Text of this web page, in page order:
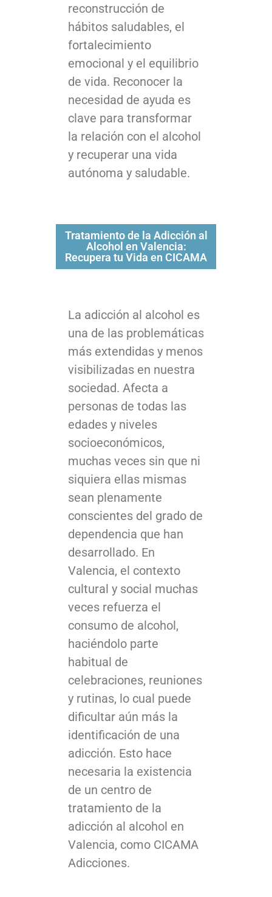
reconstrucción de
hábitos saludables, el
fortalecimiento
emocional y el equilibrio
de vida. Reconocer la
necesidad de ayuda es
clave para transformar
la relación con el alcohol
y recuperar una vida
autónoma y saludable.
Tratamiento de la Adicción al
Alcohol en Valencia:
Recupera tu Vida en CICAMA
La adicción al alcohol es
una de las problemáticas
más extendidas y menos
visibilizadas en nuestra
sociedad. Afecta a
personas de todas las
edades y niveles
socioeconómicos,
muchas veces sin que ni
siquiera ellas mismas
sean plenamente
conscientes del grado de
dependencia que han
desarrollado. En
Valencia, el contexto
cultural y social muchas
veces refuerza el
consumo de alcohol,
haciéndolo parte
habitual de
celebraciones, reuniones
y rutinas, lo cual puede
dificultar aún más la
identificación de una
adicción. Esto hace
necesaria la existencia
de un centro de
tratamiento de la
adicción al alcohol en
Valencia, como CICAMA
Adicciones.